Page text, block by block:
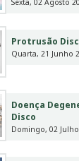
Sexta, 02 Agosto
Protrusão
Quarta, 21 Junho
Doença
Disco
Domingo, 02